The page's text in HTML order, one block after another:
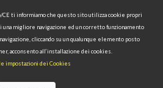
ti informiamo che questo sito utilizza cookie propri
migliore navigazione ed un corretto funzionamento
cliccando su un qualunque elemento posto
acconsento all’installazione dei cookies.
impostazioni dei Cookies